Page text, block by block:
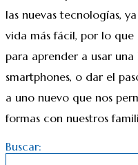
las nuevas tecnologías,
vida más fácil, por lo que
para aprender a usar
smartphones, o dar el
a uno nuevo que nos
formas con nuestros
Buscar: